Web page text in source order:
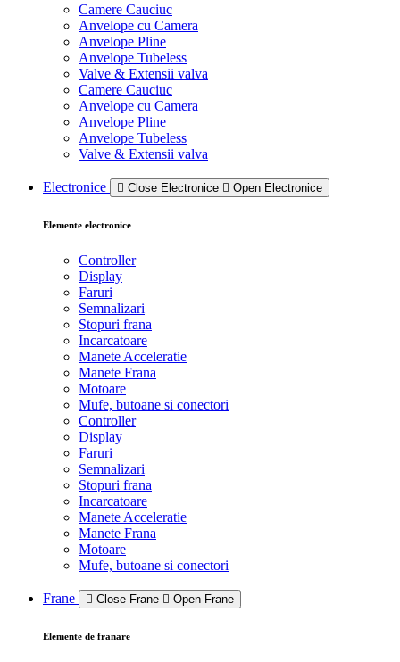
Camere Cauciuc
Anvelope cu Camera
Anvelope Pline
Anvelope Tubeless
Valve & Extensii valva
Camere Cauciuc
Anvelope cu Camera
Anvelope Pline
Anvelope Tubeless
Valve & Extensii valva
Electronice Close Electronice Open Electronice
Elemente electronice
Controller
Display
Faruri
Semnalizari
Stopuri frana
Incarcatoare
Manete Acceleratie
Manete Frana
Motoare
Mufe, butoane si conectori
Controller
Display
Faruri
Semnalizari
Stopuri frana
Incarcatoare
Manete Acceleratie
Manete Frana
Motoare
Mufe, butoane si conectori
Frane Close Frane Open Frane
Elemente de franare